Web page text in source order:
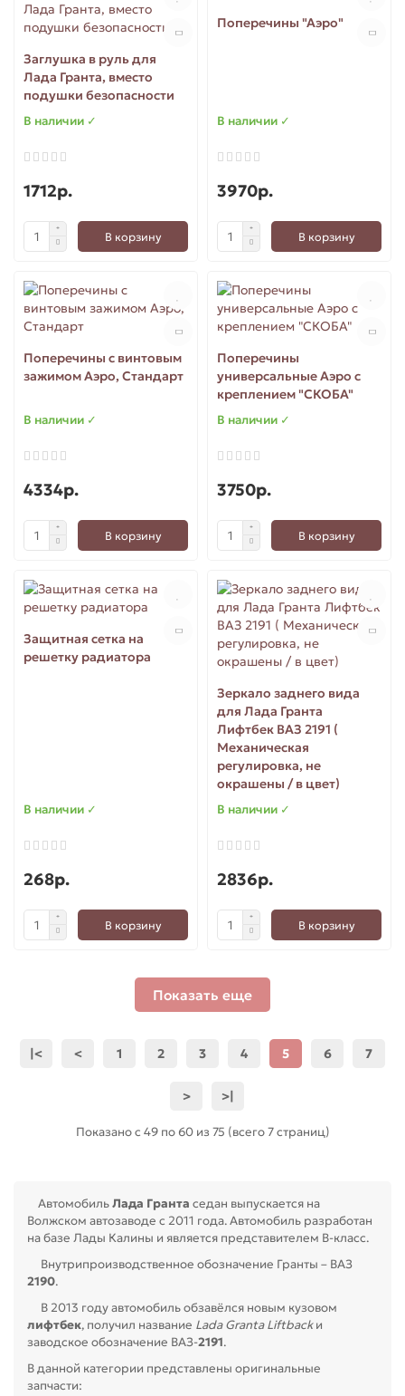
Заглушка в руль для
Лада Гранта, вместо
подушки безопасности
В наличии ✓
1712р.
В корзину
Поперечины "Аэро"
В наличии ✓
3970р.
В корзину
Поперечины с винтовым
зажимом Аэро, Стандарт
В наличии ✓
4334р.
В корзину
Поперечины
универсальные Аэро с
креплением "СКОБА"
В наличии ✓
3750р.
В корзину
Защитная сетка на
решетку радиатора
В наличии ✓
268р.
В корзину
Зеркало заднего вида
для Лада Гранта
Лифтбек ВАЗ 2191 (
Механическая
регулировка, не
окрашены / в цвет)
В наличии ✓
2836р.
В корзину
Показать еще
|< < 1 2 3 4 5 6 7
> >|
Показано с 49 по 60 из 75 (всего 7 страниц)
АвтомобильЛада Гранта седан выпускается на
Волжском автозаводе с 2011 года. Автомобиль разработан
на базе Лады Калины и является представителем B-класс.
Внутрипроизводственное обозначение Гранты – ВАЗ
2190.
В 2013 году автомобиль обзавёлся новым кузовом
лифтбек, получил название Lada Granta Liftbackи
заводское обозначение ВАЗ-2191.
В данной категории представлены оригинальные
запчасти: